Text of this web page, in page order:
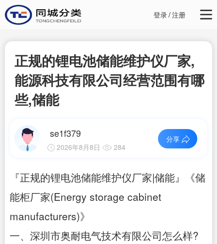
登录/注册
正规的锂电池储能维护仪厂家,
能源科技有限公司经营范围有哪
些,储能
se1f379
2026年8月8日 284
分享
『正规的锂电池储能维护仪厂家|储能』《储
能柜厂家(Energy storage cabinet
manufacturers)》
一、深圳市奥耐电气技术有限公司怎么样?